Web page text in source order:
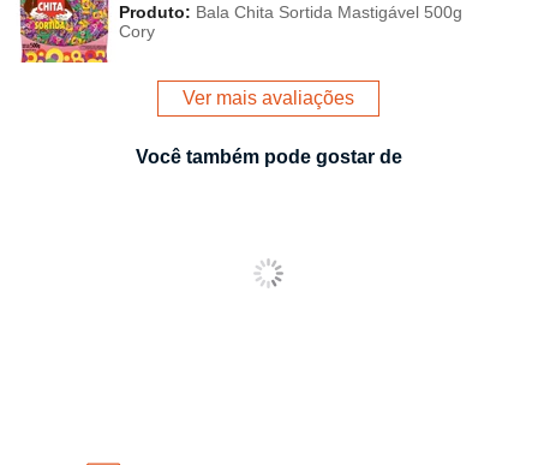
Produto: Bala Chita Sortida Mastigável 500g
Cory
Ver mais avaliações
Você também pode gostar de